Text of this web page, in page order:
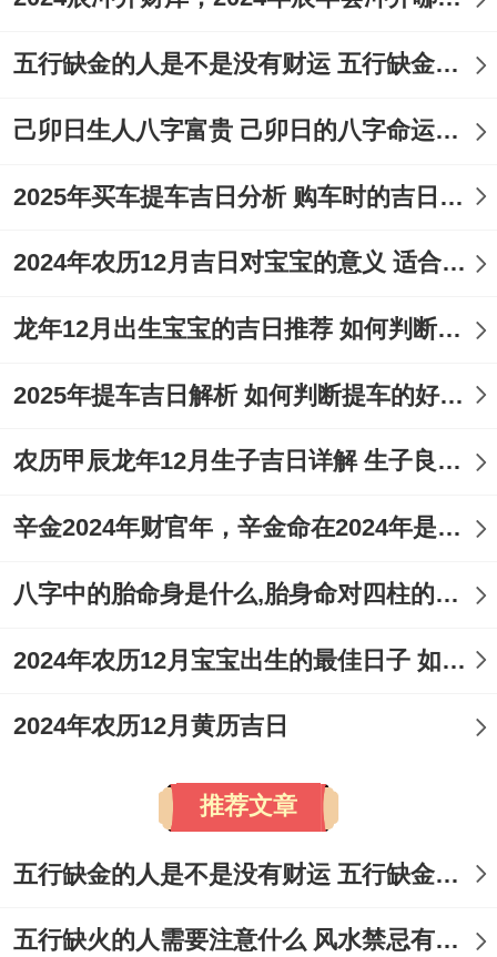
五行缺金的人是不是没有财运 五行缺金的人命运好不好
己卯日生人八字富贵 己卯日的八字命运如何
2025年买车提车吉日分析 购车时的吉日与禁忌
2024年农历12月吉日对宝宝的意义 适合龙年宝宝出生的日子有哪些
龙年12月出生宝宝的吉日推荐 如何判断吉日是否适合宝宝
2025年提车吉日解析 如何判断提车的好日子
农历甲辰龙年12月生子吉日详解 生子良辰的影响因素
辛金2024年财官年，辛金命在2024年是财官年还是财印年
八字中的胎命身是什么,胎身命对四柱的影响
2024年农历12月宝宝出生的最佳日子 如何挑选适合的吉日
2024年农历12月黄历吉日
推荐文章
五行缺金的人是不是没有财运 五行缺金的人命运好不好
五行缺火的人需要注意什么 风水禁忌有哪些